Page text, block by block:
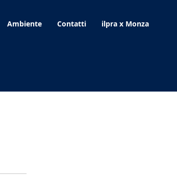
Ambiente Contatti ilpra x Monza